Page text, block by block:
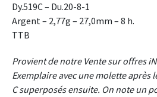
Dy.519C – Du.20-8-1
Argent – 2,77g – 27,0mm – 8 h.
TTB
Provient de notre Vente sur offres
Exemplaire avec une molette après
C superposés ensuite. On note un